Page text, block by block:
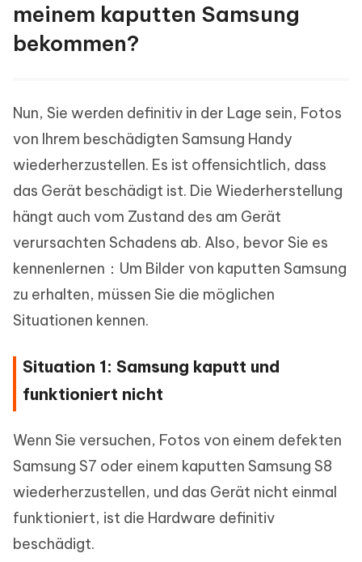
meinem kaputten Samsung
bekommen?
Nun, Sie werden definitiv in der Lage sein, Fotos
von Ihrem beschädigten Samsung Handy
wiederherzustellen. Es ist offensichtlich, dass
das Gerät beschädigt ist. Die Wiederherstellung
hängt auch vom Zustand des am Gerät
verursachten Schadens ab. Also, bevor Sie es
kennenlernen：Um Bilder von kaputten Samsung
zu erhalten, müssen Sie die möglichen
Situationen kennen.
Situation 1: Samsung kaputt und
funktioniert nicht
Wenn Sie versuchen, Fotos von einem defekten
Samsung S7 oder einem kaputten Samsung S8
wiederherzustellen, und das Gerät nicht einmal
funktioniert, ist die Hardware definitiv
beschädigt.